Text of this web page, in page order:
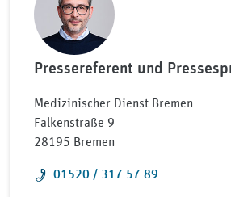
Pressereferent und
Medizinischer Dienst Bremen
Falkenstraße 9
28195 Bremen
Telefon:
01520 / 317 57 89